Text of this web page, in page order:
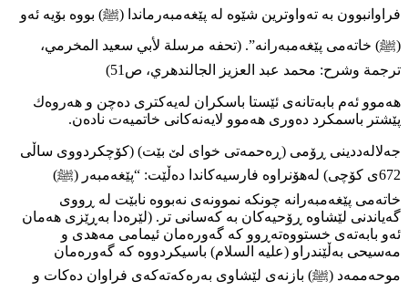
فراوانبوون بە تەواوترین شێوە لە پێغەمبەرماندا (ﷺ) بووە بۆیە ئەو
(ﷺ) خاتەمی پێغەمبەرانە”. (تحفە مرسلة لأبي سعید المخرمي،
ترجمة وشرح: محمد عبد العزیز الجالندهري، ص51)
هەموو ئەم بابەتانەی ئێستا باسكران لەیەكتری دەچن و هەروەك
پێشتر باسمكرد دەوری هەموو لایەنەكانی خاتمیەت نادەن.
جەلالەددینی ڕۆمی (ڕەحمەتی خوای لێ بێت) (كۆچكردووی ساڵی
672ی كۆچی) لەهۆنراوە فارسیەكاندا دەڵێت: “پێغەمبەر (ﷺ)
خاتەمی پێغەمبەرانە چونكە نموونەی نەبووە نابێت لە ڕووی
گەیاندنی لێشاوە ڕۆحیەكان بە كەسانی تر. (لێرەدا بەڕێزی هەمان
ئەو بابەتەی خستووەتەڕوو كە گەورەمان ئیمامی مەهدی و
مەسیحی بەڵێندراو (عليه السلام) باسیكردووە كە گەورەمان
موحەممەد (ﷺ) بازنەی لێشاوی بەرەكەتەكەی فراوان دەكات و